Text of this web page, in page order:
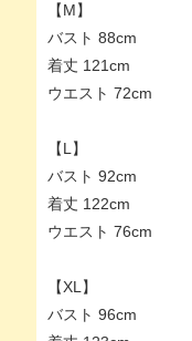
【M】
バスト 88cm
着丈 121cm
ウエスト 72cm
【L】
バスト 92cm
着丈 122cm
ウエスト 76cm
【XL】
バスト 96cm